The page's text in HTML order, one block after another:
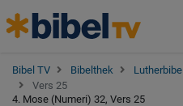
Bibel TV Bibelthek Lutherbibel
Vers 25
4. Mose (Numeri) 32, Vers 25